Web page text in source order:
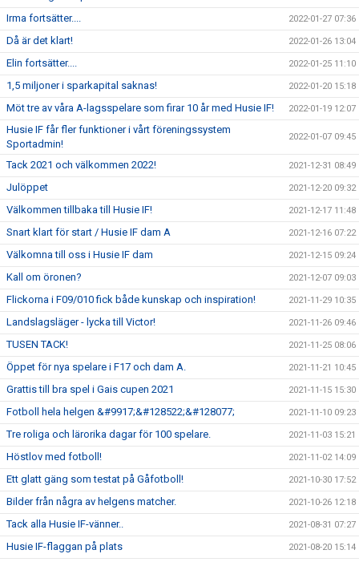
Irma fortsätter.... 2022-01-27 07:36
Då är det klart! 2022-01-26 13:04
Elin fortsätter.... 2022-01-25 11:10
1,5 miljoner i sparkapital saknas! 2022-01-20 15:18
Möt tre av våra A-lagsspelare som firar 10 år med Husie IF! 2022-01-19 12:07
Husie IF får fler funktioner i vårt föreningssystem
Sportadmin!
2022-01-07 09:45
Tack 2021 och välkommen 2022! 2021-12-31 08:49
Julöppet 2021-12-20 09:32
Välkommen tillbaka till Husie IF! 2021-12-17 11:48
Snart klart för start / Husie IF dam A 2021-12-16 07:22
Välkomna till oss i Husie IF dam 2021-12-15 09:24
Kall om öronen? 2021-12-07 09:03
Flickorna i F09/010 fick både kunskap och inspiration! 2021-11-29 10:35
Landslagsläger - lycka till Victor! 2021-11-26 09:46
TUSEN TACK! 2021-11-25 08:06
Öppet för nya spelare i F17 och dam A. 2021-11-21 10:45
Grattis till bra spel i Gais cupen 2021 2021-11-15 15:30
Fotboll hela helgen &#9917;&#128522;&#128077; 2021-11-10 09:23
Tre roliga och lärorika dagar för 100 spelare. 2021-11-03 15:21
Höstlov med fotboll! 2021-11-02 14:09
Ett glatt gäng som testat på Gåfotboll! 2021-10-30 17:52
Bilder från några av helgens matcher. 2021-10-26 12:18
Tack alla Husie IF-vänner.. 2021-08-31 07:27
Husie IF-flaggan på plats 2021-08-20 15:14